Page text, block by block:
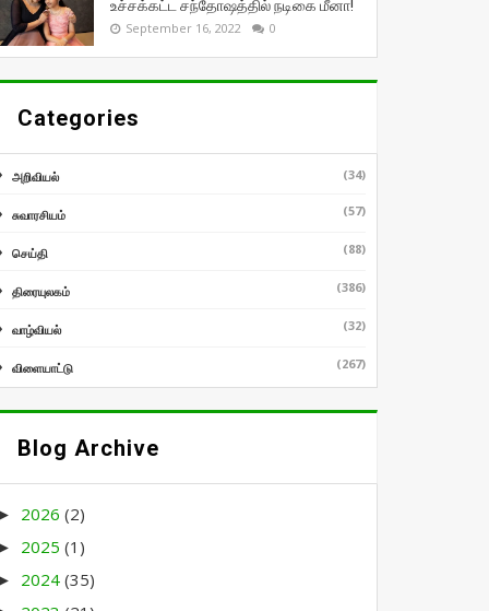
உச்சக்கட்ட சந்தோஷத்தில் நடிகை மீனா!
September 16, 2022 0
Categories
அறிவியல் (34)
சுவாரசியம் (57)
செய்தி (88)
திரையுலகம் (386)
வாழ்வியல் (32)
விளையாட்டு (267)
Blog Archive
► 2026(2)
► 2025(1)
► 2024(35)